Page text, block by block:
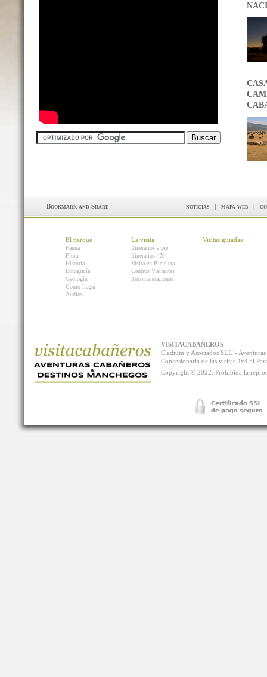
noticias | mapa web |
El parque
Fauna
Flora
Historia
Etnografía
Geología
Como llegar
Audios
La visita
Itinerarios a pie
Itinerarios 4X4
Visita en Bicicleta
Centros Visitantes
Recomendaciones
Visitas guiadas
VISITACABAÑEROS
Cladium y Asociados SLU -
Concesionaria de las visitas 4x4 al
Copyright © 2022. Prohibida la